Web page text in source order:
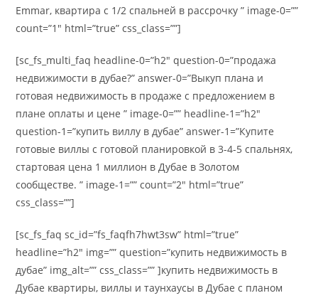
Emmar, квартира с 1/2 спальней в рассрочку ” image-0=””
count=”1″ html=”true” css_class=””]
[sc_fs_multi_faq headline-0=”h2″ question-0=”продажа
недвижимости в дубае?” answer-0=”Выкуп плана и
готовая недвижимость в продаже с предложением в
плане оплаты и цене ” image-0=”” headline-1=”h2″
question-1=”купить виллу в дубае” answer-1=”Купите
готовые виллы с готовой планировкой в ​​3-4-5 спальнях,
стартовая цена 1 миллион в Дубае в Золотом
сообществе. ” image-1=”” count=”2″ html=”true”
css_class=””]
[sc_fs_faq sc_id=”fs_faqfh7hwt3sw” html=”true”
headline=”h2″ img=”” question=”купить недвижимость в
дубае” img_alt=”” css_class=”” ]купить недвижимость в
Дубае квартиры, виллы и таунхаусы в Дубае с планом